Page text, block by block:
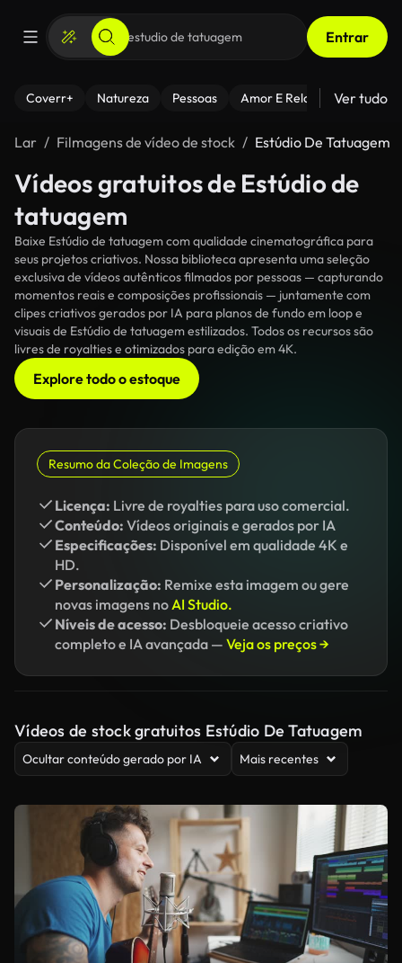
Entrar
Coverr+ Natureza Pessoas Amor E Relacionamentos
Ver tudo
Lar Filmagens de vídeo de stock Estúdio De Tatuagem
Vídeos gratuitos de Estúdio de
tatuagem
Baixe Estúdio de tatuagem com qualidade cinematográfica para
seus projetos criativos. Nossa biblioteca apresenta uma seleção
exclusiva de vídeos autênticos filmados por pessoas — capturando
momentos reais e composições profissionais — juntamente com
clipes criativos gerados por IA para planos de fundo em loop e
visuais de Estúdio de tatuagem estilizados. Todos os recursos são
livres de royalties e otimizados para edição em 4K.
Explore todo o estoque
Resumo da Coleção de Imagens
Licença: Livre de royalties para uso comercial.
Conteúdo: Vídeos originais e gerados por IA
Especificações: Disponível em qualidade 4K e
HD.
Personalização: Remixe esta imagem ou gere
novas imagens noAI Studio.
Níveis de acesso: Desbloqueie acesso criativo
completo e IA avançada — Veja os preços →
Vídeos de stock gratuitos Estúdio De Tatuagem
Ocultar conteúdo gerado por IA Mais recentes